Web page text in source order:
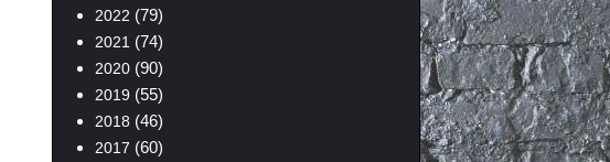
2022 (79)
2021 (74)
2020(90)
2019 (55)
2018 (46)
2017 (60)